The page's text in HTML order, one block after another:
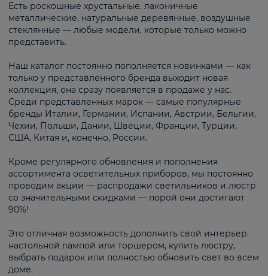
Есть роскошные хрустальные, лаконичные
металлические, натуральные деревянные, воздушные
стеклянные — любые модели, которые только можно
представить.
Наш каталог постоянно пополняется новинками — как
только у представленного бренда выходит новая
коллекция, она сразу появляется в продаже у нас.
Среди представленных марок — самые популярные
бренды Италии, Германии, Испании, Австрии, Бельгии,
Чехии, Польши, Дании, Швеции, Франции, Турции,
США, Китая и, конечно, России.
Кроме регулярного обновления и пополнения
ассортимента осветительных приборов, мы постоянно
проводим акции — распродажи светильников и люстр
со значительными скидками — порой они достигают
90%!
Это отличная возможность дополнить свой интерьер
настольной лампой или торшером, купить люстру,
выбрать подарок или полностью обновить свет во всем
доме.